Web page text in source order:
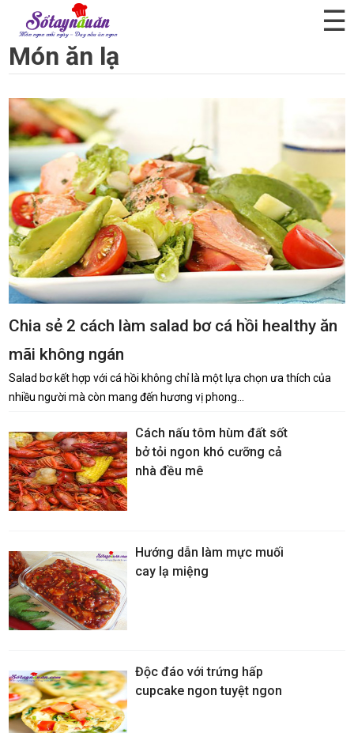
☰
Món ăn lạ
Chia sẻ 2 cách làm salad bơ cá hồi healthy ăn
mãi không ngán
Salad bơ kết hợp với cá hồi không chỉ là một lựa chọn ưa thích của
nhiều người mà còn mang đến hương vị phong…
Cách nấu tôm hùm đất sốt
bở tỏi ngon khó cưỡng cả
nhà đều mê
Hướng dẫn làm mực muối
cay lạ miệng
Độc đáo với trứng hấp
cupcake ngon tuyệt ngon